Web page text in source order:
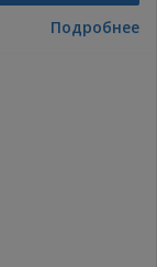
Подробнее